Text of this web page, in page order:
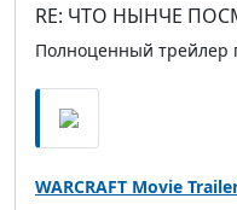
RE: ЧТО НЫНЧЕ
Полноценный трейлер
WARCRAFT Movie